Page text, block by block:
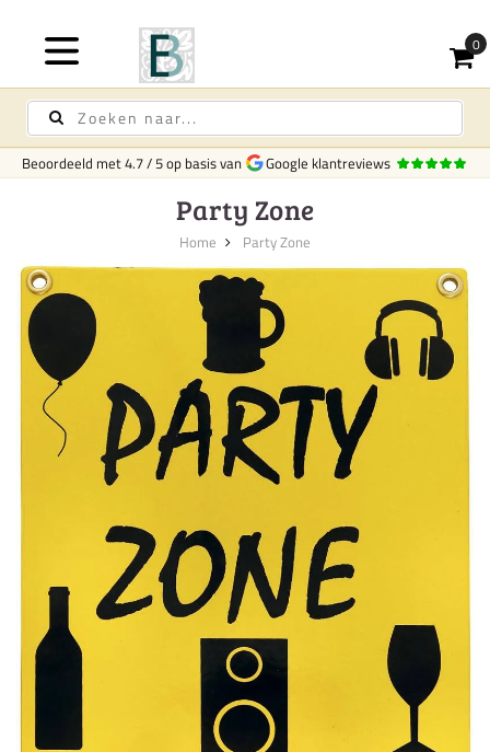
Beoordeeld met4.7/5op basis van Google klantreviews
Party Zone
Home Party Zone